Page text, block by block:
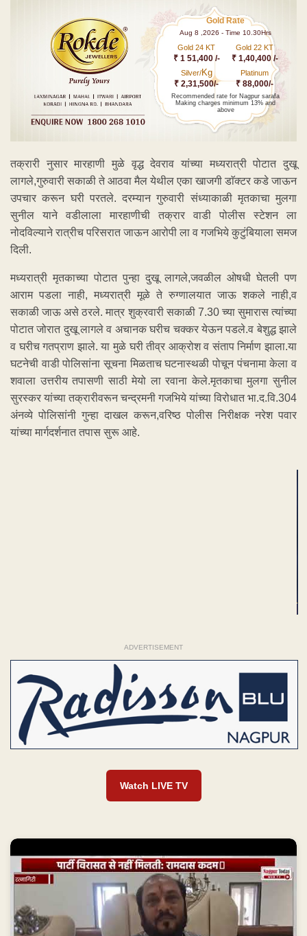
Gold Rate
Aug 8 ,2026 - Time 10.30Hrs
Gold 24 KT
₹ 1 51,400 /-
Gold 22 KT
₹ 1,40,400 /-
Silver/Kg
₹ 2,31,500/-
Platinum
₹ 88,000/-
Recommended rate for Nagpur sarafa
Making charges minimum 13% and
above
तक्रारी नुसार मारहाणी मुळे वृद्ध देवराव यांच्या मध्यरात्री पोटात दुखू
लागले,गुरुवारी सकाळी ते आठवा मैल येथील एका खाजगी डाॅक्टर कडे जाऊन
उपचार करून घरी परतले. दरम्यान गुरुवारी संध्याकाळी मृतकाचा मुलगा
सुनील याने वडीलाला मारहाणीची तक्रार वाडी पोलीस स्टेशन ला
नोदविल्याने रात्रीच परिसरात जाऊन आरोपी ला व गजभिये कुटुंबियाला समज
दिली.
मध्यरात्री मृतकाच्या पोटात पुन्हा दुखू लागले,जवळील ओषधी घेतली पण
आराम पडला नाही, मध्यरात्री मूळे ते रुग्णालयात जाऊ शकले नाही,व
सकाळी जाऊ असे ठरले. मात्र शुक्रवारी सकाळी 7.30 च्या सुमारास त्यांच्या
पोटात जोरात दुखू लागले व अचानक घरीच चक्कर येऊन पडले.व बेशुद्ध झाले
व घरीच गतप्राण झाले. या मुळे घरी तीव्र आक्रोश व संताप निर्माण झाला.या
घटनेची वाडी पोलिसांना सूचना मिळताच घटनास्थळी पोचून पंचनामा केला व
शवाला उत्तरीय तपासणी साठी मेयो ला रवाना केले.मृतकाचा मुलगा सुनील
सुरस्कर यांच्या तक्रारीवरून चन्द्रमनी गजभिये यांच्या विरोधात भा.द.वि.304
अंनव्ये पोलिसांनी गुन्हा दाखल करून,वरिष्ठ पोलीस निरीक्षक नरेश पवार
यांच्या मार्गदर्शनात तपास सुरू आहे.
ADVERTISEMENT
Watch LIVE TV